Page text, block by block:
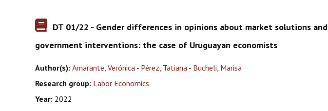
DT 01/22 - Gender differences in opinions about market solutions and
government interventions: the case of Uruguayan economists
Author(s): Amarante, Verónica - Pérez, Tatiana - Bucheli, Marisa
Research group: Labor Economics
Year: 2022